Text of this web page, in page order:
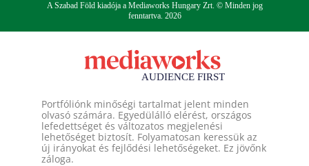
A Szabad Föld kiadója a Mediaworks Hungary Zrt. © Minden jog
fenntartva. 2026
Portfóliónk minőségi tartalmat jelent minden
olvasó számára. Egyedülálló elérést, országos
lefedettséget és változatos megjelenési
lehetőséget biztosít. Folyamatosan keressük az
új irányokat és fejlődési lehetőségeket. Ez jövőnk
záloga.